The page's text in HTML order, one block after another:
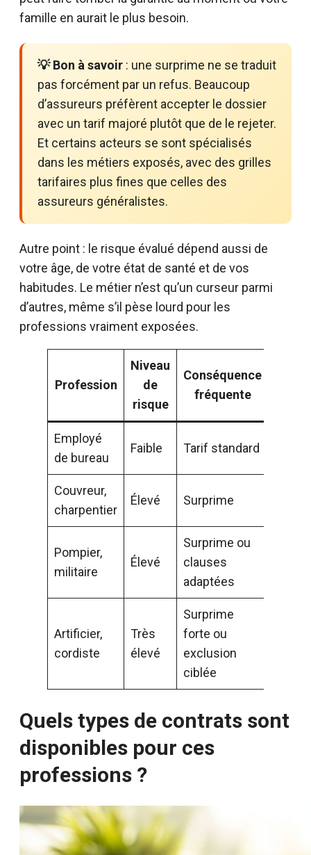
famille en aurait le plus besoin.
💡 Bon à savoir : une surprime ne se traduit
pas forcément par un refus. Beaucoup
d’assureurs préfèrent accepter le dossier
avec un tarif majoré plutôt que de le rejeter.
Et certains acteurs se sont spécialisés
dans les métiers exposés, avec des grilles
tarifaires plus fines que celles des
assureurs généralistes.
Autre point : le risque évalué dépend aussi de
votre âge, de votre état de santé et de vos
habitudes. Le métier n’est qu’un curseur parmi
d’autres, même s’il pèse lourd pour les
professions vraiment exposées.
Profession
Niveau
de
risque
Conséquence
fréquente
Employé
de bureau
Faible Tarif standard
Couvreur,
charpentier
Élevé Surprime
Pompier,
militaire
Élevé
Surprime ou
clauses
adaptées
Artificier,
cordiste
Très
élevé
Surprime
forte ou
exclusion
ciblée
Quels types de contrats sont
disponibles pour ces
professions ?